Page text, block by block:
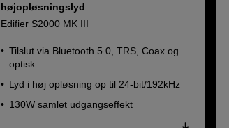
højopløsningslyd
Edifier S2000 MK III
Tilslut via Bluetooth 5.0, TRS, Coax og
optisk
Lyd i høj opløsning op til 24-bit/192kHz
130W samlet udgangseffekt